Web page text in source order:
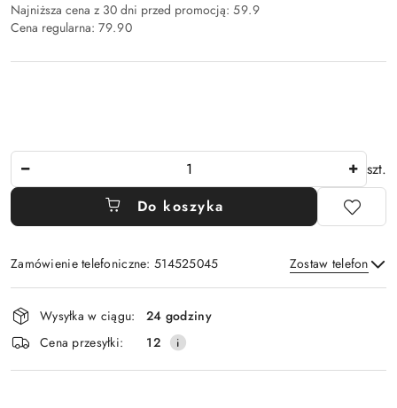
Najniższa cena z 30 dni przed promocją: 59.9
Cena regularna: 79.90
szt.
Do koszyka
Zamówienie telefoniczne: 514525045 Zostaw telefon
Wyślij
Dostępność
i
dostawa
Wysyłka w ciągu:
24 godziny
Cena przesyłki:
12